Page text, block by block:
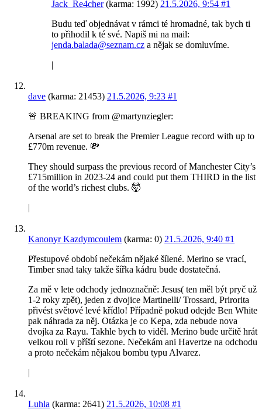
Jack_Re4cher(karma: 1992) 21.5.2026, 9:54 #1
Budu teď objednávat v rámci té hromadné, tak bych ti
to přihodil k té své. Napiš mi na mail:
jenda.balada@seznam.cz a nějak se domluvíme.
|
dave (karma: 21453) 21.5.2026, 9:23 #1
🚨 BREAKING from @martynziegler:
Arsenal are set to break the Premier League record with up to
£770m revenue. 💸
They should surpass the previous record of Manchester City’s
£715million in 2023-24 and could put them THIRD in the list
of the world’s richest clubs. 🤯
|
Kanonyr Kazdymcoulem (karma: 0) 21.5.2026, 9:40 #1
Přestupové období nečekám nějaké šílené. Merino se vrací,
Timber snad taky takže šířka kádru bude dostatečná.
Za mě v lete odchody jednoznačně: Jesus( ten měl být pryč už
1-2 roky zpět), jeden z dvojice Martinelli/ Trossard, Prirorita
přivést světové levé křídlo! Případně pokud odejde Ben White
pak náhrada za něj. Otázka je co Kepa, zda nebude nova
dvojka za Rayu. Takhle bych to viděl. Merino bude určitě hrát
velkou roli v příští sezone. Nečekám ani Havertze na odchodu
a proto nečekám nějakou bombu typu Alvarez.
|
Luhla (karma: 2641) 21.5.2026, 10:08 #1